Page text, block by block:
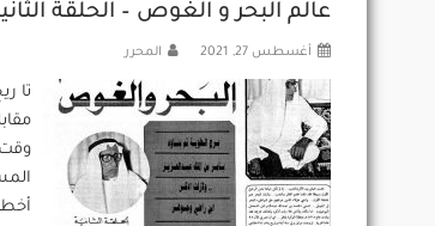
عالم البحر و الغوص – الحلقة
أغسطس 27, 2021 المحرر
وقت